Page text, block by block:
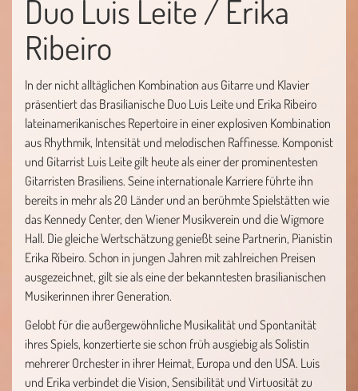
Duo Luis Leite / Erika
Ribeiro
In der nicht alltäglichen Kombination aus Gitarre und Klavier
präsentiert das Brasilianische Duo Luis Leite und Erika Ribeiro
lateinamerikanisches Repertoire in einer explosiven Kombination
aus Rhythmik, Intensität und melodischen Raffinesse. Komponist
und Gitarrist Luis Leite gilt heute als einer der prominentesten
Gitarristen Brasiliens. Seine internationale Karriere führte ihn
bereits in mehr als 20 Länder und an berühmte Spielstätten wie
das Kennedy Center, den Wiener Musikverein und die Wigmore
Hall. Die gleiche Wertschätzung genießt seine Partnerin, Pianistin
Erika Ribeiro. Schon in jungen Jahren mit zahlreichen Preisen
ausgezeichnet, gilt sie als eine der bekanntesten brasilianischen
Musikerinnen ihrer Generation.
Gelobt für die außergewöhnliche Musikalität und Spontanität
ihres Spiels, konzertierte sie schon früh ausgiebig als Solistin
mehrerer Orchester in ihrer Heimat, Europa und den USA. Luis
und Erika verbindet die Vision, Sensibilität und Virtuosität zu